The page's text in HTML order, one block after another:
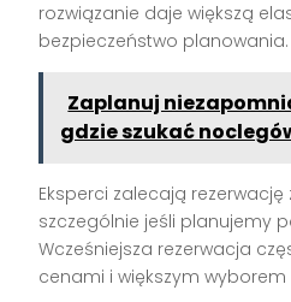
rozwiązanie daje większą
bezpieczeństwo planowania.
Zaplanuj
gdzie szukać
Eksperci zalecają rezerwację
szczególnie jeśli planujemy
Wcześniejsza rezerwacja
cenami i większym